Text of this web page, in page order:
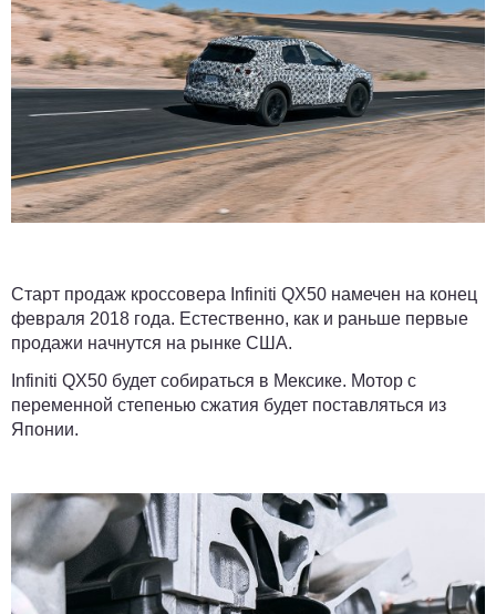
Старт продаж кроссовера Infiniti QX50 намечен на конец
февраля 2018 года. Естественно, как и раньше первые
продажи начнутся на рынке США.
Infiniti QX50 будет собираться в Мексике. Мотор с
переменной степенью сжатия будет поставляться из
Японии.